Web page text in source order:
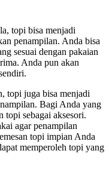
topi bisa menjadi
penampilan. Anda bisa
sesuai dengan pakaian
Anda pun akan
topi juga bisa menjadi
Bagi Anda yang
topi sebagai aksesori.
agar penampilan
topi impian Anda
memperoleh topi yang